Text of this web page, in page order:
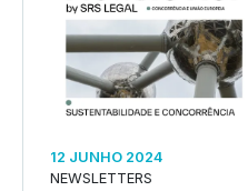
12 JUNHO 2024
NEWSLETTERS